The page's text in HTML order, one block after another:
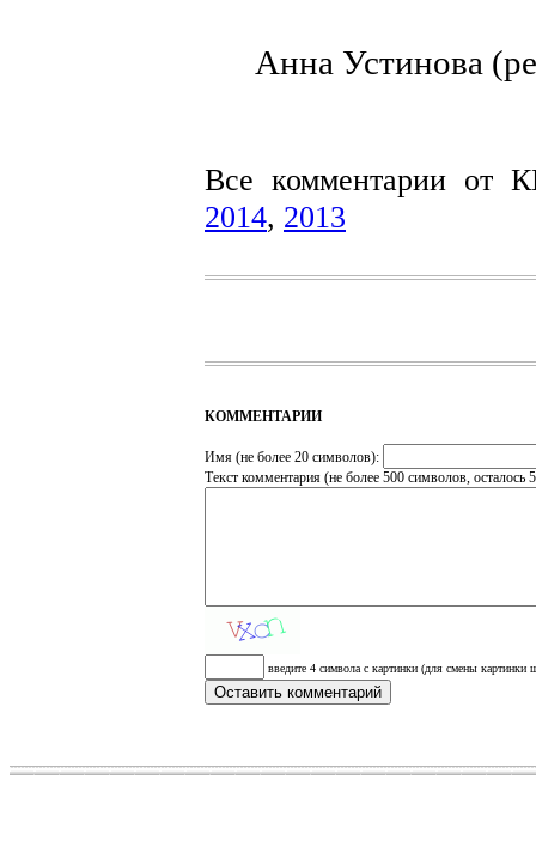
Анна Устинова
Все комментарии от
2014, 2013
КОММЕНТАРИИ
Имя (не более 20 символов):
Текст комментария (не более 500 символов, осталось
введите 4 символа с картинки (для смены картинки